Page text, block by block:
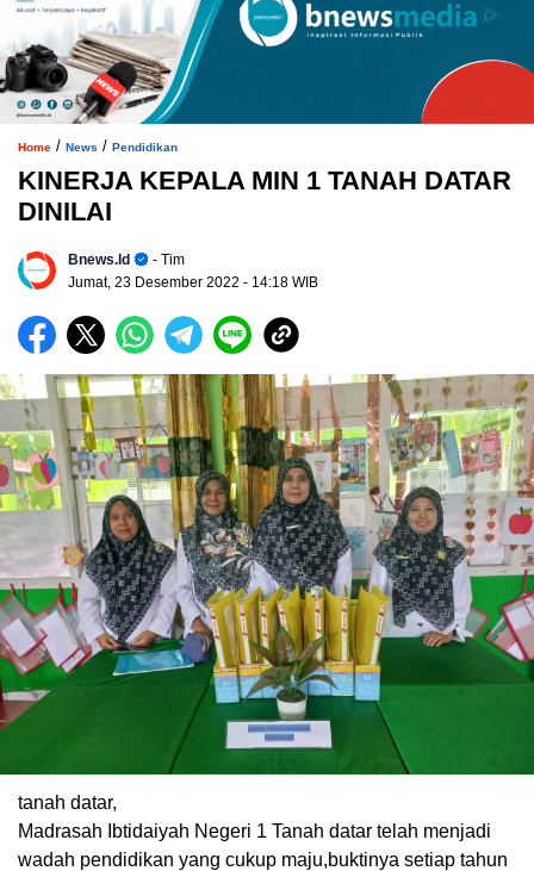
Home / News / Pendidikan
KINERJA KEPALA MIN 1 TANAH DATAR
DINILAI
Bnews.id
- Tim
Jumat, 23 Desember 2022 - 14:18 WIB
tanah datar,
Madrasah Ibtidaiyah Negeri 1 Tanah datar telah menjadi
wadah pendidikan yang cukup maju,buktinya setiap tahun